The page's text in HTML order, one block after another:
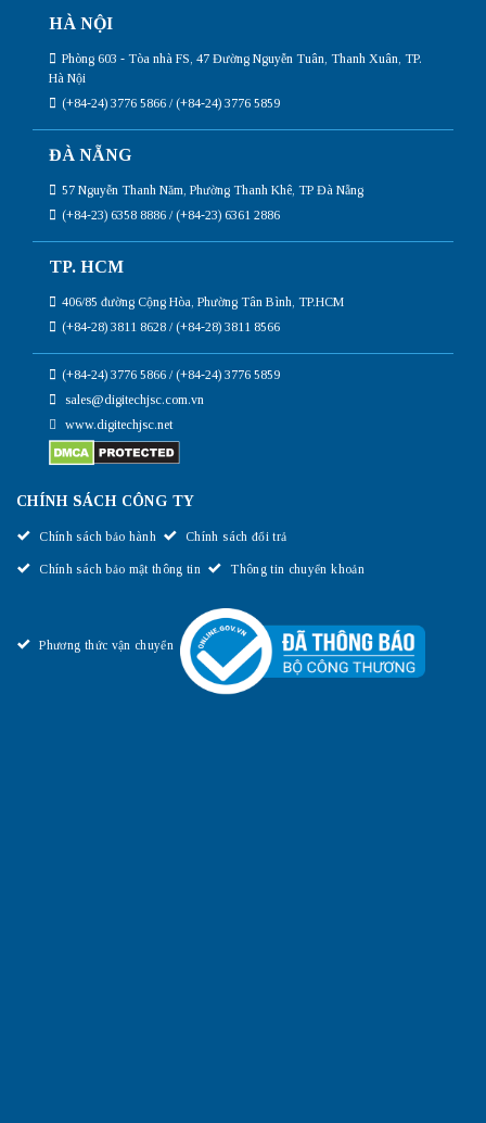
HÀ NỘI
Phòng 603 - Tòa nhà FS, 47 Đường Nguyễn Tuân, Thanh Xuân, TP.
Hà Nội
(+84-24) 3776 5866 / (+84-24) 3776 5859
ĐÀ NẴNG
57 Nguyễn Thanh Năm, Phường Thanh Khê, TP Đà Nẵng
(+84-23) 6358 8886 / (+84-23) 6361 2886
TP. HCM
406/85 đường Cộng Hòa, Phường Tân Bình, TP.HCM
(+84-28) 3811 8628 / (+84-28) 3811 8566
(+84-24) 3776 5866 / (+84-24) 3776 5859
sales@digitechjsc.com.vn
www.digitechjsc.net
CHÍNH SÁCH CÔNG TY
Chính sách bảo hành Chính sách đổi trả
Chính sách bảo mật thông tin Thông tin chuyển khoản
Phương thức vận chuyển